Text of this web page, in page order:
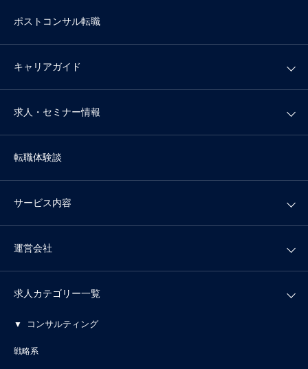
ポストコンサル転職
キャリアガイド
求人・セミナー情報
転職体験談
サービス内容
運営会社
求人カテゴリー一覧
コンサルティング
戦略系